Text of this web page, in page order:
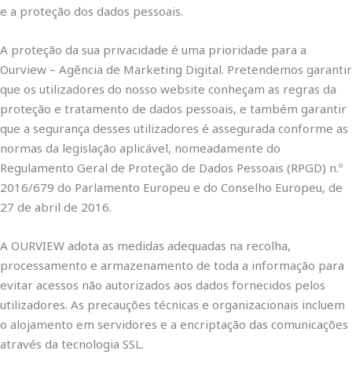
e a proteção dos dados pessoais.
A proteção da sua privacidade é uma prioridade para a
Ourview – Agência de Marketing Digital. Pretendemos garantir
que os utilizadores do nosso website conheçam as regras da
proteção e tratamento de dados pessoais, e também garantir
que a segurança desses utilizadores é assegurada conforme as
normas da legislação aplicável, nomeadamente do
Regulamento Geral de Proteção de Dados Pessoais (RPGD) n.º
2016/679 do Parlamento Europeu e do Conselho Europeu, de
27 de abril de 2016.
A OURVIEW adota as medidas adequadas na recolha,
processamento e armazenamento de toda a informação para
evitar acessos não autorizados aos dados fornecidos pelos
utilizadores. As precauções técnicas e organizacionais incluem
o alojamento em servidores e a encriptação das comunicações
através da tecnologia SSL.